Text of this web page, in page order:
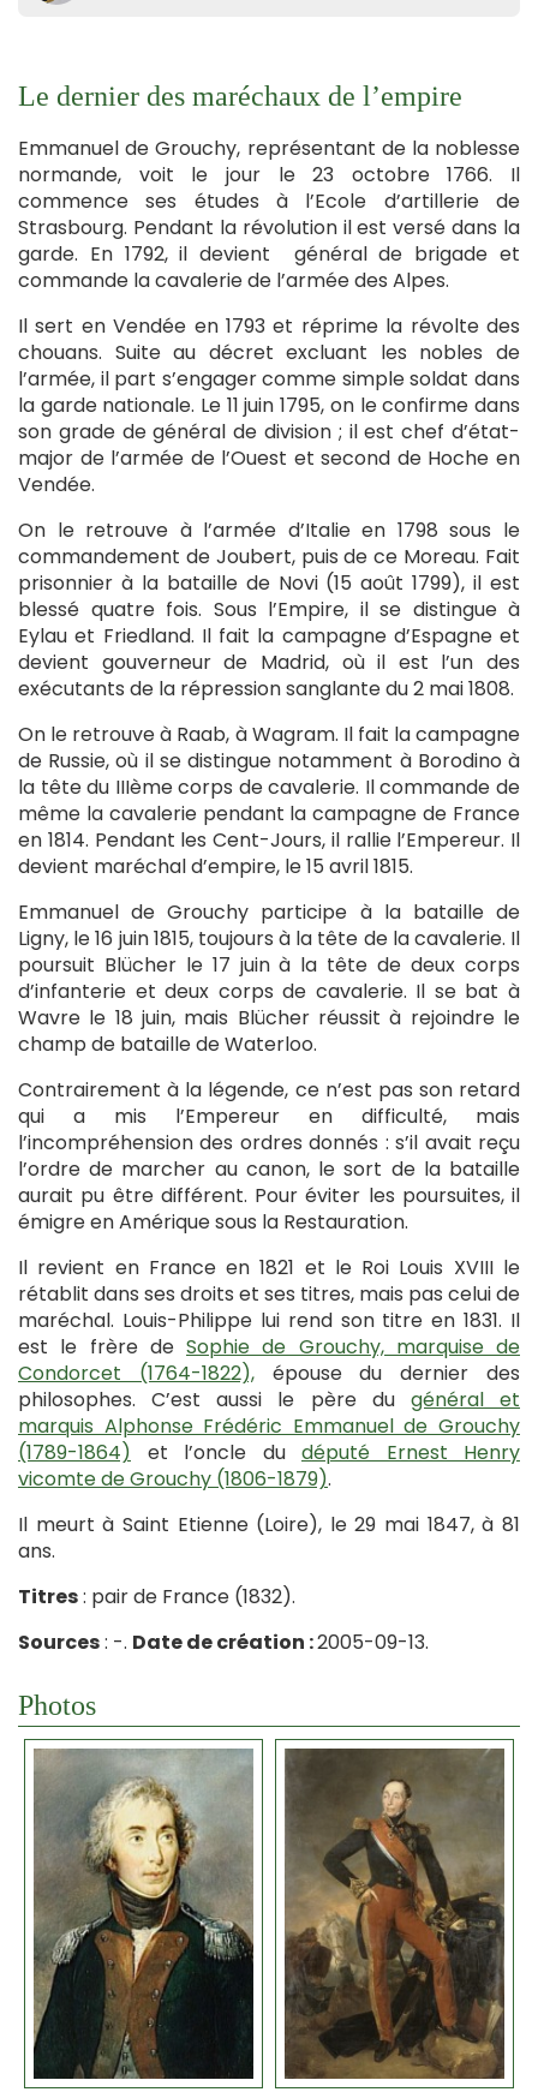
Le dernier des maréchaux de l’empire
Emmanuel de Grouchy, représentant de la noblesse
normande, voit le jour le 23 octobre 1766. Il
commence ses études à l’Ecole d’artillerie de
Strasbourg. Pendant la révolution il est versé dans la
garde. En 1792, il devient général de brigade et
commande la cavalerie de l’armée des Alpes.
Il sert en Vendée en 1793 et réprime la révolte des
chouans. Suite au décret excluant les nobles de
l’armée, il part s’engager comme simple soldat dans
la garde nationale. Le 11 juin 1795, on le confirme dans
son grade de général de division ; il est chef d’état-
major de l’armée de l’Ouest et second de Hoche en
Vendée.
On le retrouve à l’armée d’Italie en 1798 sous le
commandement de Joubert, puis de ce Moreau. Fait
prisonnier à la bataille de Novi (15 août 1799), il est
blessé quatre fois. Sous l’Empire, il se distingue à
Eylau et Friedland. Il fait la campagne d’Espagne et
devient gouverneur de Madrid, où il est l’un des
exécutants de la répression sanglante du 2 mai 1808.
On le retrouve à Raab, à Wagram. Il fait la campagne
de Russie, où il se distingue notamment à Borodino à
la tête du IIIème corps de cavalerie. Il commande de
même la cavalerie pendant la campagne de France
en 1814. Pendant les Cent-Jours, il rallie l’Empereur. Il
devient maréchal d’empire, le 15 avril 1815.
Emmanuel de Grouchy participe à la bataille de
Ligny, le 16 juin 1815, toujours à la tête de la cavalerie. Il
poursuit Blücher le 17 juin à la tête de deux corps
d’infanterie et deux corps de cavalerie. Il se bat à
Wavre le 18 juin, mais Blücher réussit à rejoindre le
champ de bataille de Waterloo.
Contrairement à la légende, ce n’est pas son retard
qui a mis l’Empereur en difficulté, mais
l’incompréhension des ordres donnés : s’il avait reçu
l’ordre de marcher au canon, le sort de la bataille
aurait pu être différent. Pour éviter les poursuites, il
émigre en Amérique sous la Restauration.
Il revient en France en 1821 et le Roi Louis XVIII le
rétablit dans ses droits et ses titres, mais pas celui de
maréchal. Louis-Philippe lui rend son titre en 1831. Il
est le frère de Sophie de Grouchy, marquise de
Condorcet (1764-1822),épouse du dernier des
philosophes. C’est aussi le père du général et
marquis Alphonse Frédéric Emmanuel de Grouchy
(1789-1864) et l’oncle du député Ernest Henry
vicomte de Grouchy (1806-1879).
Il meurt à Saint Etienne (Loire), le 29 mai 1847, à 81
ans.
Titres: pair de France (1832).
Sources: -. Date de création :2005-09-13.
Photos